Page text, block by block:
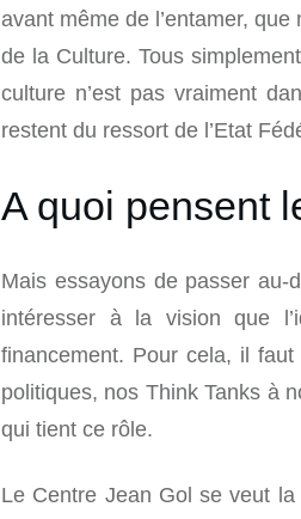
avant même de l’entamer,
de la Culture. Tous
culture n’est pas vraiment
restent du ressort de l’Etat
A quoi pensent
Mais essayons de passer au-
intéresser à la vision que
financement. Pour cela, il
politiques, nos Think Tanks à
qui tient ce rôle.
Le Centre Jean Gol se veut